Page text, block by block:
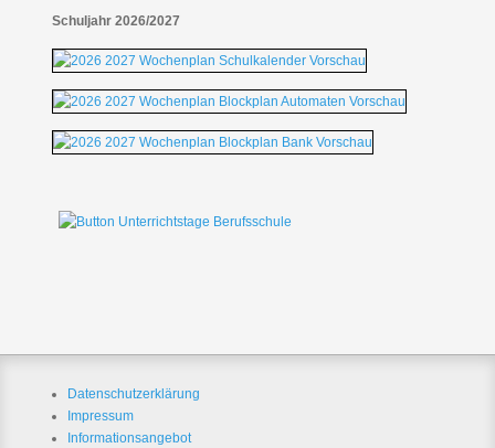
Schuljahr 2026/2027
Datenschutzerklärung
Impressum
Informationsangebot